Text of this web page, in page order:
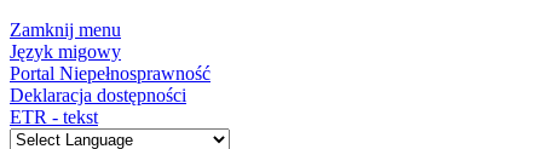
Zamknij menu
Język migowy
Portal Niepełnosprawność
Deklaracja dostępności
ETR - tekst